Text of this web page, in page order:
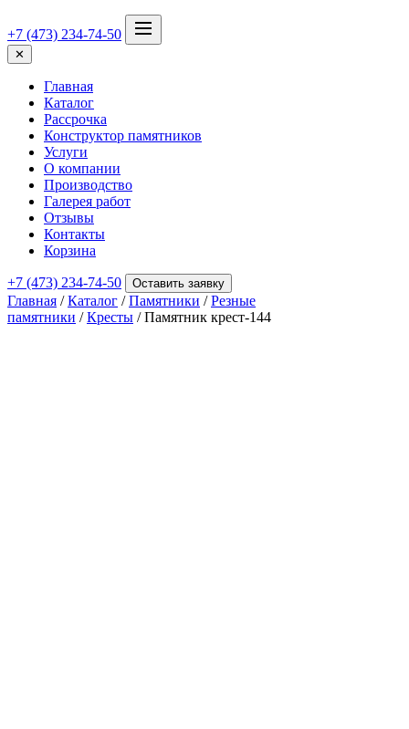
+7 (473) 234-74-50
✕
Главная
Каталог
Рассрочка
Конструктор памятников
Услуги
О компании
Производство
Галерея работ
Отзывы
Контакты
Корзина
+7 (473) 234-74-50 Оставить заявку
Главная /Каталог /Памятники /Резные
памятники /Кресты / Памятник крест-144